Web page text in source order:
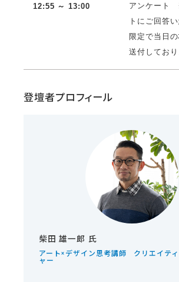
12:55 ～ 13:00
アンケート
トにご回答
限定で当日
送付しており
登壇者プロフィール
柴田 雄一郎 氏
アート×デザイン思考講師 クリエイテ
ャー